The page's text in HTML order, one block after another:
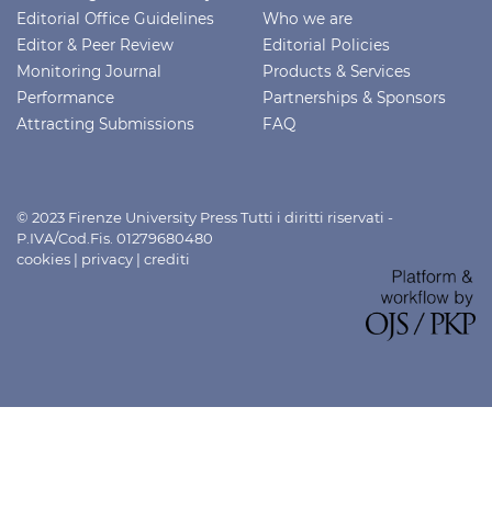
Editorial Office Guidelines
Editor & Peer Review
Monitoring Journal
Performance
Attracting Submissions
Who we are
Editorial Policies
Products & Services
Partnerships & Sponsors
FAQ
© 2023 Firenze University Press Tutti i diritti riservati -
P.IVA/Cod.Fis. 01279680480
cookies | privacy | crediti